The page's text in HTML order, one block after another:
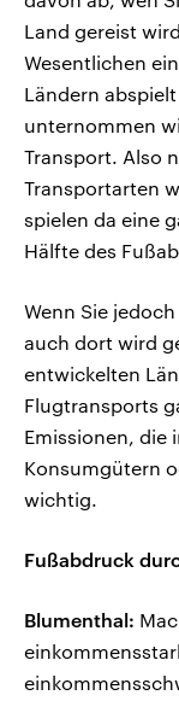
Land gereist
Wesentlichen
Ländern
unternommen
Transport. Also
Transportarten
spielen da eine
Hälfte des
Wenn Sie
auch dort wird
entwickelten
Flugtransports
Emissionen, die
Konsumgütern
wichtig.
Fußabdruck
Blumenthal: